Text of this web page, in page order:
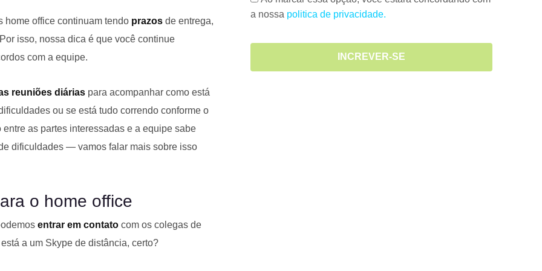
home office continuam tendo prazos de entrega,
isso, nossa dica é que você continue
com a equipe.
reuniões diárias para acompanhar como está
ou se está tudo correndo conforme o
as partes interessadas e a equipe sabe
dificuldades — vamos falar mais sobre isso
o home office
entrar em contato com os colegas de
a um Skype de distância, certo?
a nossa politica de privacidade.
INCREVER-SE